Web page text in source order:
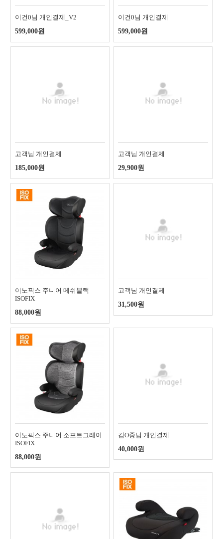
이건0님 개인결제_V2
599,000원
이건0님 개인결제
599,000원
고객님 개인결제
185,000원
고객님 개인결제
29,900원
이노픽스 주니어 메쉬블랙
ISOFIX
88,000원
고객님 개인결제
31,500원
이노픽스 주니어 소프트그레이
ISOFIX
88,000원
김O중님 개인결제
40,000원